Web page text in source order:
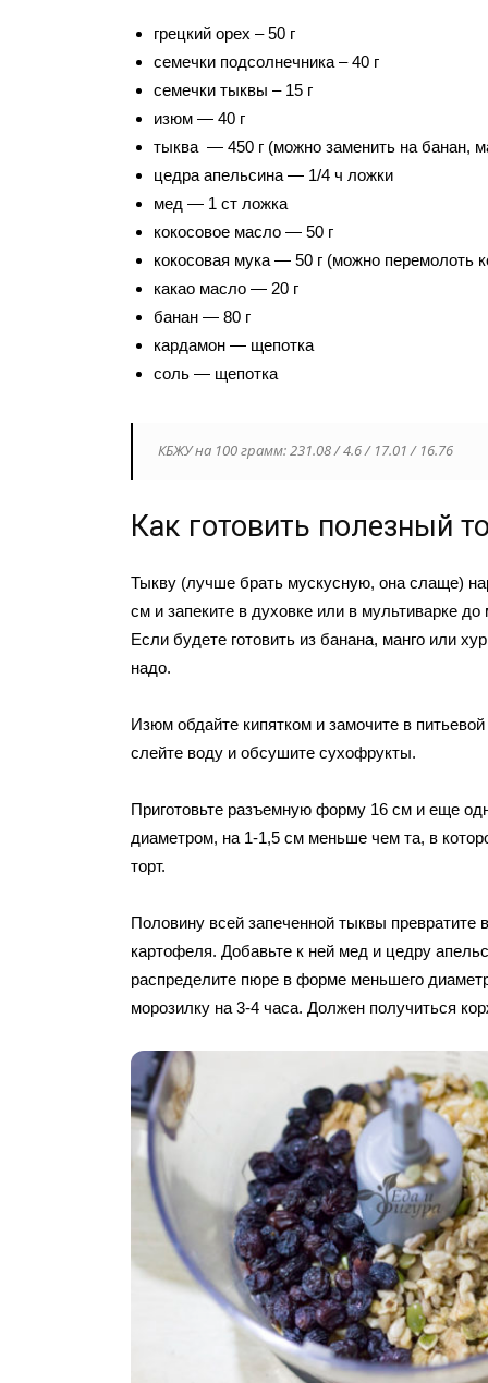
грецкий орех – 50 г
семечки подсолнечника – 40 г
семечки тыквы – 15 г
изюм — 40 г
тыква — 450 г (можно заменить на банан,
цедра апельсина — 1/4 ч ложки
мед — 1 ст ложка
кокосовое масло — 50 г
кокосовая мука — 50 г (можно перемолоть
какао масло — 20 г
банан — 80 г
кардамон — щепотка
соль — щепотка
КБЖУ на 100 грамм: 231.08 / 4.6 / 17.01 / 16.76
Как готовить полезный
Тыкву (лучше брать мускусную, она слаще)
см и запеките в духовке или в мультиварке до
Если будете готовить из банана, манго или
надо.
Изюм обдайте кипятком и замочите в
слейте воду и обсушите сухофрукты.
Приготовьте разъемную форму 16 см и еще
диаметром, на 1-1,5 см меньше чем та, в
торт.
Половину всей запеченной тыквы превратите
картофеля. Добавьте к ней мед и цедру
распределите пюре в форме меньшего
морозилку на 3-4 часа. Должен получиться